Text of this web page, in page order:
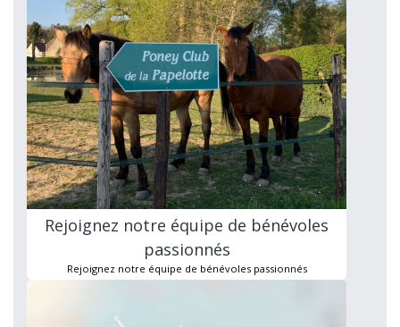
Rejoignez notre équipe de bénévoles
passionnés
Rejoignez notre équipe de bénévoles passionnés